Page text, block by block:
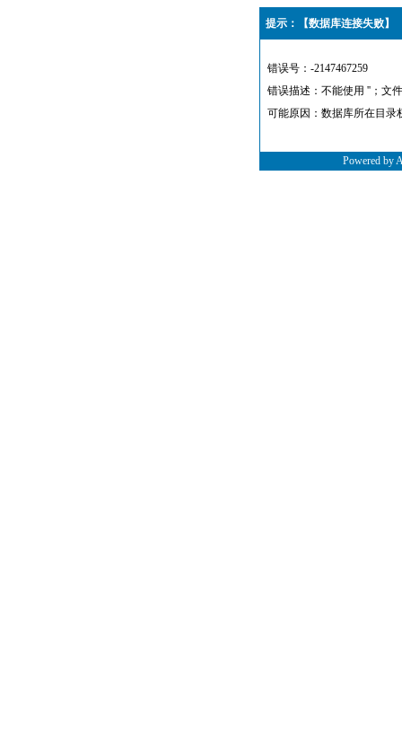
提示：【数据库连接失败】
错误号：-2147467259
错误描述：不能使用 ''；文
可能原因：数据库所在目录
Powered by